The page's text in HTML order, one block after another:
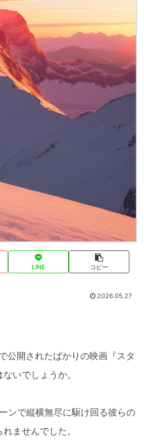
LINE コピー
2026.05.27
公開されたばかりの映画『スタ
いでしょうか。
ンで縦横無尽に駆け回る彼らの
ませんでした。